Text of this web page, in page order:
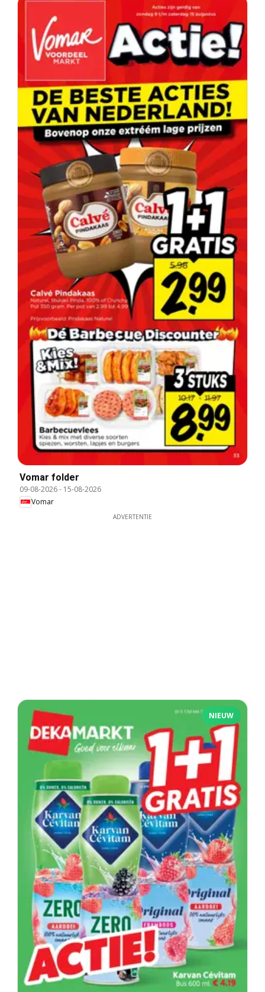
Vomar folder
09-08-2026- 15-08-2026
Vomar
ADVERTENTIE
NIEUW